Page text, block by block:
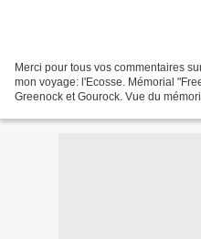
Merci pour tous vos commentaires
mon voyage: l'Ecosse. Mémorial
Greenock et Gourock. Vue du